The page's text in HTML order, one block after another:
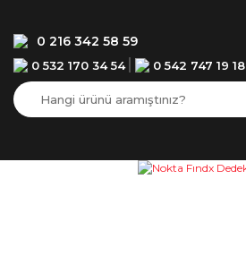
0 216 342 58 59
0 532 170 34 54 0 542 747 19 18